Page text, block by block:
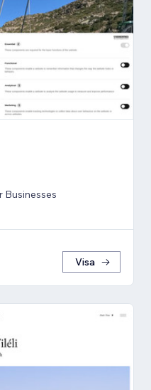
Businesses
Visa